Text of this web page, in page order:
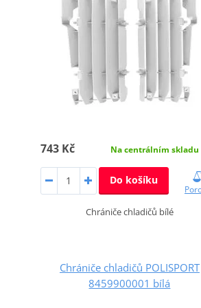
743 Kč Na centrálním skladu
Do košíku
Chrániče chladičů bílé
Chrániče chladičů POLISPORT
8459900001 bílá